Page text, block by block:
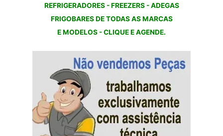
REFRIGERADORES - FREEZERS - ADEGAS
FRIGOBARES DE TODAS AS MARCAS
E MODELOS - CLIQUE E AGENDE.